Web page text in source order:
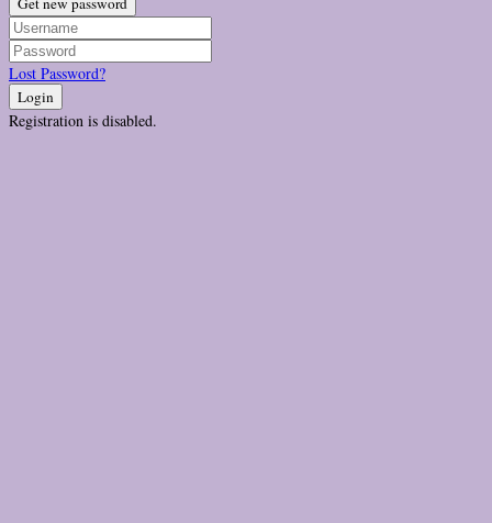
Lost Password?
Login
Registration is disabled.